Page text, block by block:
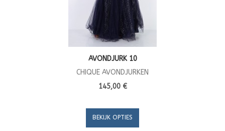
AVONDJURK 10
CHIQUE AVONDJURKEN
145,00 €
BEKIJK OPTIES